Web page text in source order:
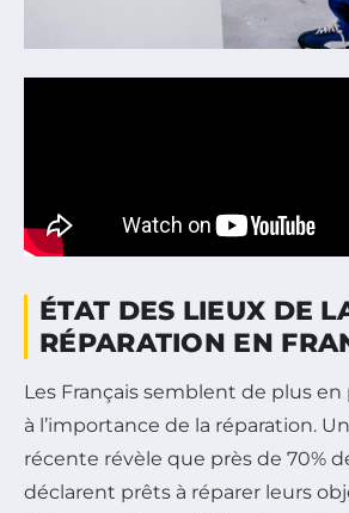
ÉTAT DES LIEUX DE
RÉPARATION EN
Les Français semblent de plus en
à l’importance de la réparation.
récente révèle que près de 70%
déclarent prêts à réparer leurs